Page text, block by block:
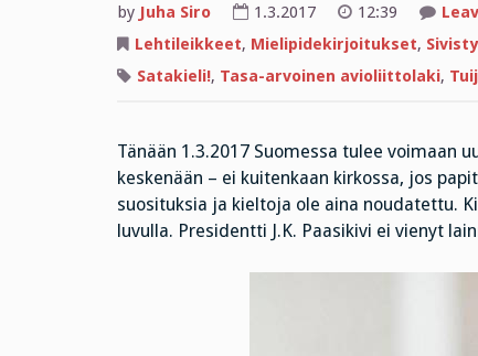
by Juha Siro 1.3.2017 12:39
Lehtileikkeet, Mielipidekirjoitukset,
Satakieli!, Tasa-arvoinen avioliittolaki,
Tänään 1.3.2017 Suomessa tulee voimaan
keskenään – ei kuitenkaan kirkossa, jos
suosituksia ja kieltoja ole aina noudatettu.
luvulla. Presidentti J.K. Paasikivi ei vienyt